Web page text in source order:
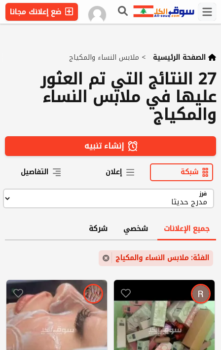
ضع إعلانك مجانا
الصفحة الرئيسية > ملابس النساء والمكياج
27 النتائج التي تم العثور
عليها في ملابس النساء
والمكياج
إنشاء تنبيه
شبكة إعلان التفاصيل
فرز
جميع الإعلانات شخصي شركة
الفئة: ملابس النساء والمكياج